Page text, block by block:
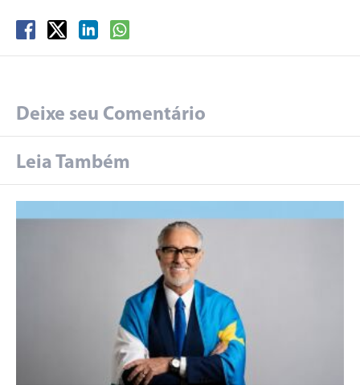
Deixe seu Comentário
Leia Também